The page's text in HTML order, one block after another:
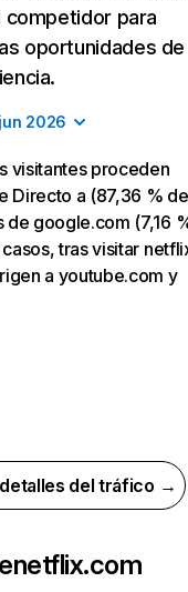
competidor para
oportunidades de
jun 2026
visitantes proceden
Directo a (87,36 % de
google.com (7,16
tras visitar
a youtube.com y
del tráfico →
netflix.com